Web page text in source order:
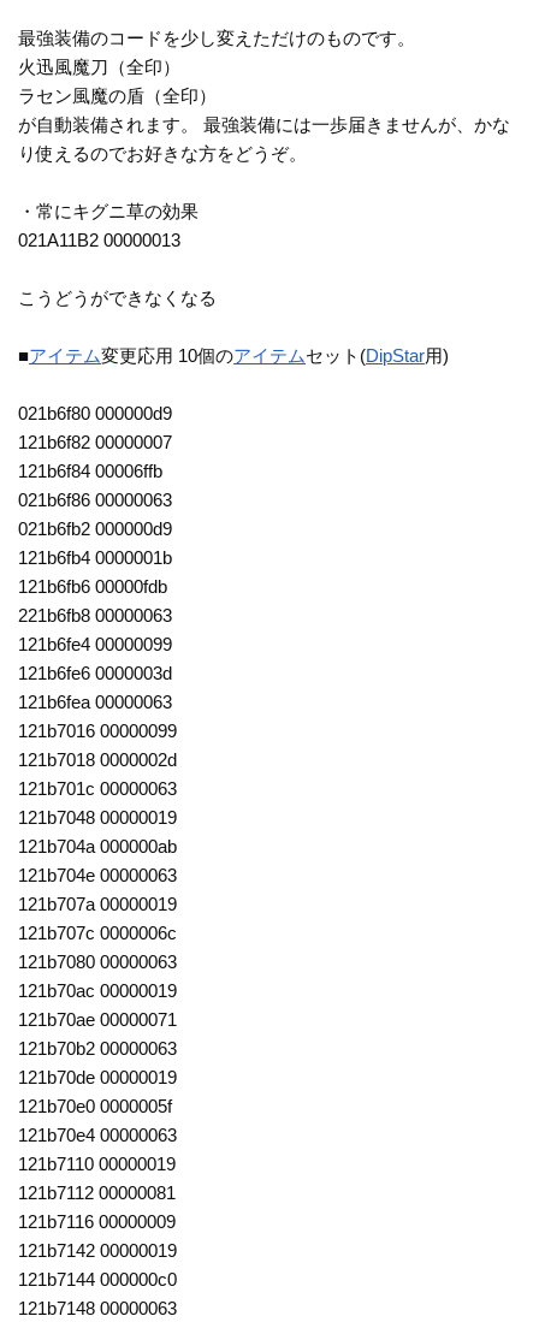
最強装備のコードを少し変えただけのものです。
火迅風魔刀（全印）
ラセン風魔の盾（全印）
が自動装備されます。 最強装備には一歩届きませんが、かな
り使えるのでお好きな方をどうぞ。
・常にキグニ草の効果
021A11B2 00000013
こうどうができなくなる
■アイテム変更応用 10個のアイテムセット(DipStar用)
021b6f80 000000d9
121b6f82 00000007
121b6f84 00006ffb
021b6f86 00000063
021b6fb2 000000d9
121b6fb4 0000001b
121b6fb6 00000fdb
221b6fb8 00000063
121b6fe4 00000099
121b6fe6 0000003d
121b6fea 00000063
121b7016 00000099
121b7018 0000002d
121b701c 00000063
121b7048 00000019
121b704a 000000ab
121b704e 00000063
121b707a 00000019
121b707c 0000006c
121b7080 00000063
121b70ac 00000019
121b70ae 00000071
121b70b2 00000063
121b70de 00000019
121b70e0 0000005f
121b70e4 00000063
121b7110 00000019
121b7112 00000081
121b7116 00000009
121b7142 00000019
121b7144 000000c0
121b7148 00000063